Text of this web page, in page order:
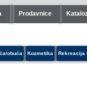
Prodavnice
obuća Kozmetika Rekreacija